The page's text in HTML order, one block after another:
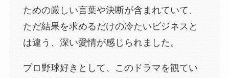
ための厳しい言葉や決断が含まれていて、
ただ結果を求めるだけの冷たいビジネスと
は違う、深い愛情が感じられました。
プロ野球好きとして、このドラマを観てい